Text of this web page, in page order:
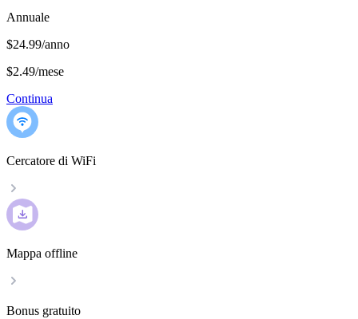
Annuale
$24.99/anno
$2.49/mese
Continua
Cercatore di WiFi
Mappa offline
Bonus gratuito